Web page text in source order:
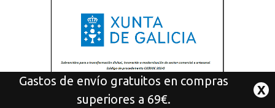
Gastos de envío gratuitos en compras
superiores a 69€.
X